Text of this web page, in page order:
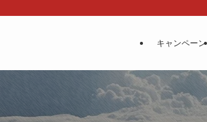
キャンペーン